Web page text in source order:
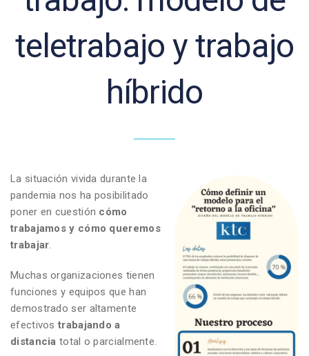
teletrabajo y trabajo
híbrido
La situación vivida durante la
pandemia nos ha posibilitado
poner en cuestión cómo
trabajamos y cómo queremos
trabajar
Muchas organizaciones tienen
funciones y equipos que han
demostrado ser altamente
efectivos trabajando a
distancia total o parcialmente.